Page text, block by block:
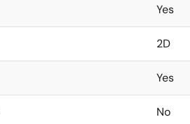
Yes
2D
Yes
No